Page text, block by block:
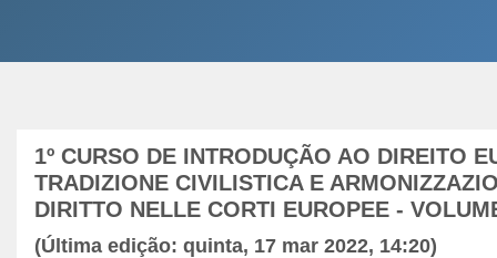
1º CURSO DE INTRODUÇÃO AO DIREITO
TRADIZIONE CIVILISTICA E
DIRITTO NELLE CORTI EUROPEE -
(Última edição: quinta, 17 mar 2022, 14:20)